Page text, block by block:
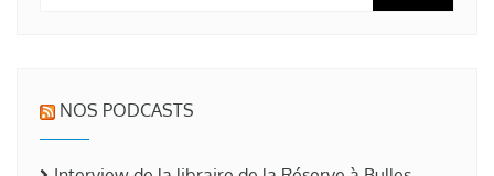
NOS PODCASTS